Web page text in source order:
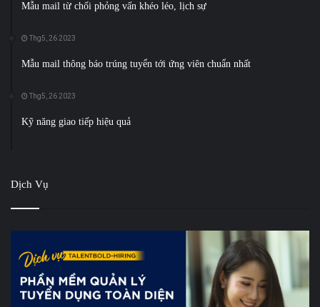
Mẫu mail từ chối phỏng vấn khéo léo, lịch sự
Thg5, 26 2023
Mẫu mail thông báo trúng tuyển tới ứng viên chuẩn nhất
Thg5, 26 2023
Kỹ năng giao tiếp hiệu quả
Dịch Vụ